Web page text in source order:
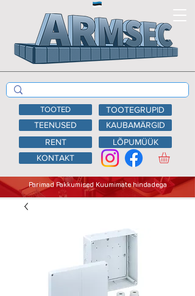
TEENUSED
KAUBAMÄRGID
RENT
LÕPUMÜÜK
KONTAKT
Parimad Pakkumised Kuumimate hindadega
TOOTED TOOTEGRUPID